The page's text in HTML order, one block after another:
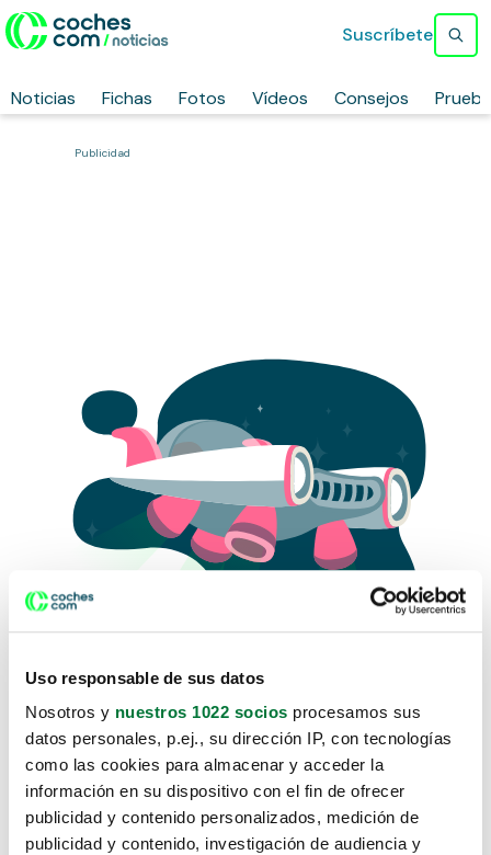
Uso responsable de sus datos
Nosotros y nuestros 1022 socios procesamos sus
datos personales, p.ej., su dirección IP, con tecnologías
como las cookies para almacenar y acceder la
información en su dispositivo con el fin de ofrecer
publicidad y contenido personalizados, medición de
publicidad y contenido, investigación de audiencia y
Noticias Fichas Fotos Vídeos Consejos
Suscríbete
Publicidad
Lo sentimos, no sabemos como
te hemos traido hasta aquí.